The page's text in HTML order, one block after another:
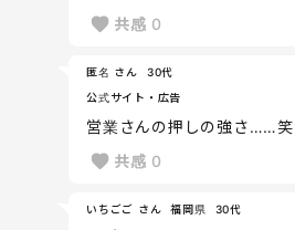
共感 0
匿名 さん
30代
公式サイト・広告
営業さんの押しの強さ……笑
共感 0
いちごご さん 福岡県
30代